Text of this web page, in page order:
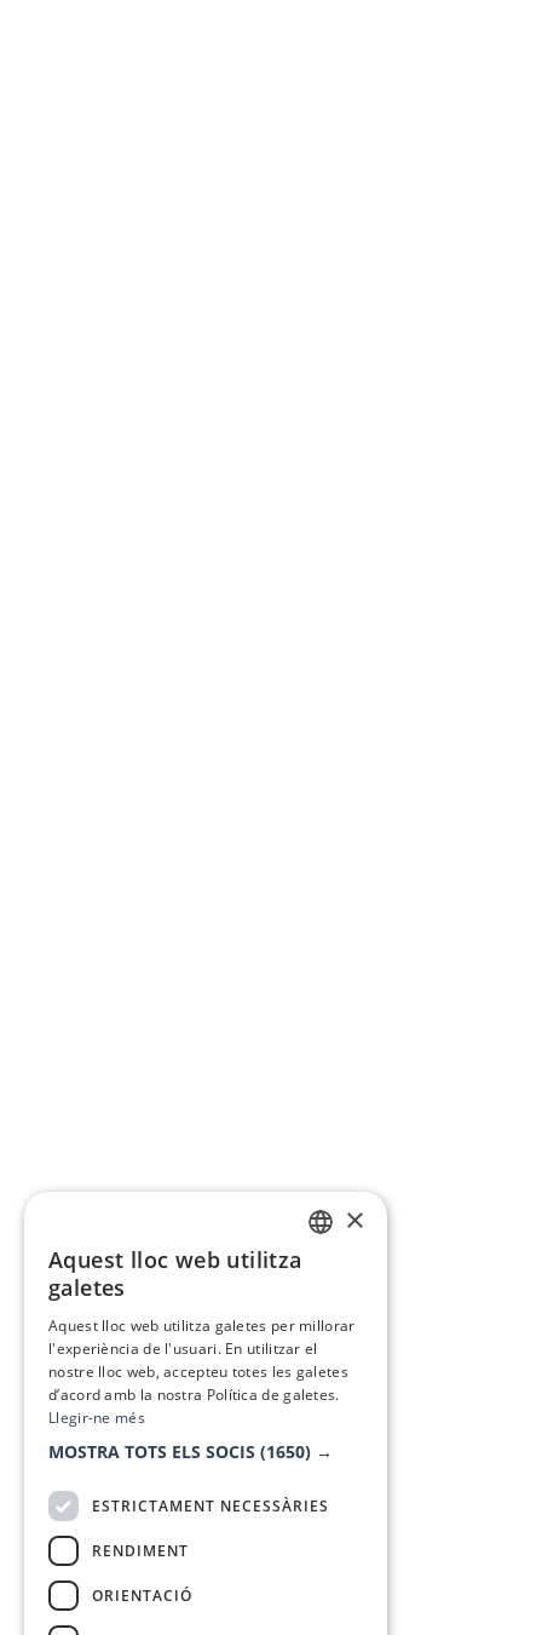
×
Aquest lloc web utilitza
galetes
Aquest lloc web utilitza galetes per millorar
l'experiència de l'usuari. En utilitzar el
nostre lloc web, accepteu totes les galetes
d’acord amb la nostra Política de galetes.
Llegir-ne més
MOSTRA TOTS ELS SOCIS (1650) →
ESTRICTAMENT NECESSÀRIES
RENDIMENT
ORIENTACIÓ